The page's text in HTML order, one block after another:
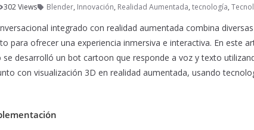
302 Views Blender, Innovación, Realidad Aumentada, tecnología,
integrado con realidad aumentada combina
para ofrecer una experiencia inmersiva e interactiva. En este
desarrolló un bot cartoon que responde a voz y texto
con visualización 3D en realidad aumentada, usando